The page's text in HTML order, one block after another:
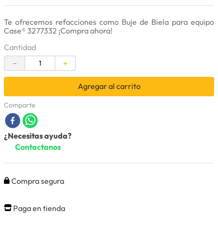
Te ofrecemos refacciones como Buje de Biela para equipo
Case® 3277332 ¡Compra ahora!
Cantidad
＋
－
Agregar al carrito
Comparte
¿Necesitas ayuda?
Contactanos
Compra segura
Paga en tienda